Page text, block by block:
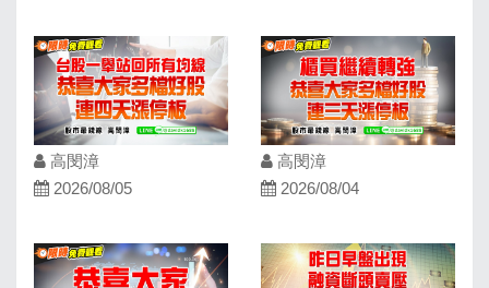
高閔漳
2026/08/05
高閔漳
2026/08/04